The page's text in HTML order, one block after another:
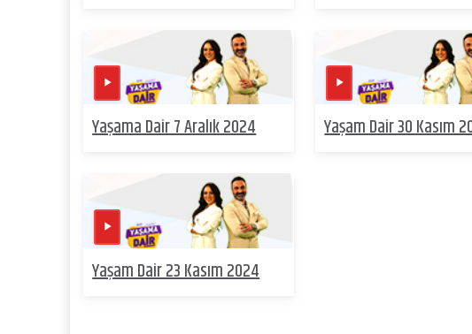
Yaşama Dair 7 Aralık 2024 Yaşam Dair 30 Kasım
Yaşam Dair 23 Kasım 2024